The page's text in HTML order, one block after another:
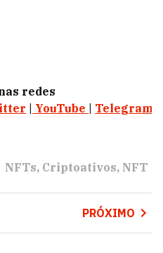
redes
YouTube Telegram
NFTs Criptoativos NFT
PRÓXIMO